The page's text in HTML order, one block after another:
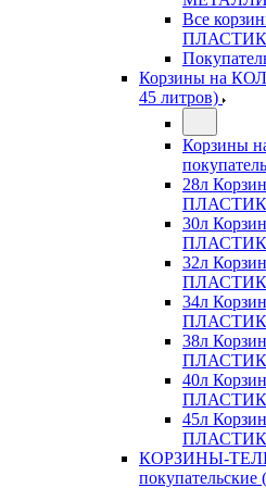
Все
Корзины на
45 литров)
Корзины
28л
30л
32л
34л
38л
40л
45л
КОРЗИНЫ-
покупательские